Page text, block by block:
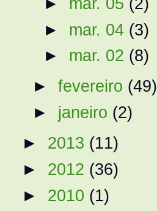
► mar. 04 (3)
► mar. 02 (8)
►fevereiro (49)
► janeiro (2)
► 2013 (11)
► 2012 (36)
► 2010 (1)